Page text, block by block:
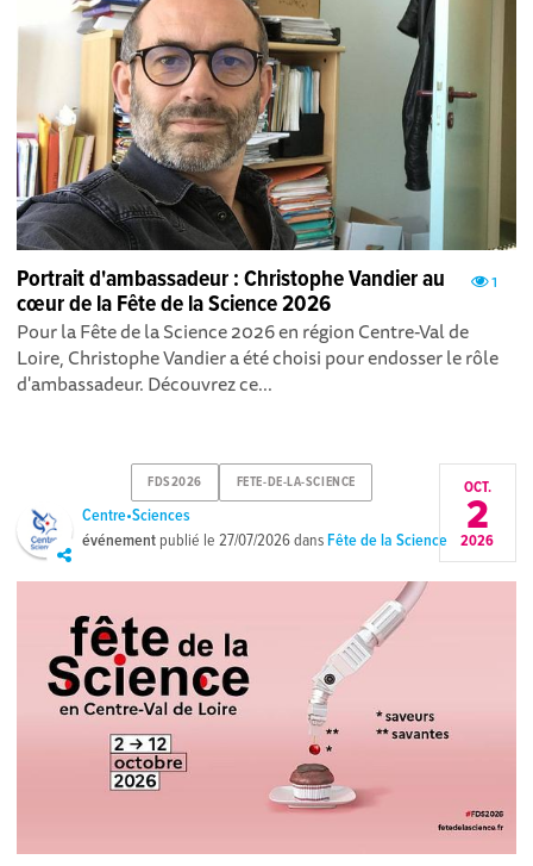
1
Portrait d'ambassadeur : Christophe Vandier au
cœur de la Fête de la Science 2026
Pour la Fête de la Science 2026 en région Centre-Val de
Loire, Christophe Vandier a été choisi pour endosser le rôle
d'ambassadeur. Découvrez ce...
FDS2026 FETE-DE-LA-SCIENCE
Centre•Sciences
événement publié le27/07/2026dansFête de la Science
OCT.
2
2026